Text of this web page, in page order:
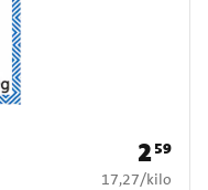
Prijs: €
259
€ 17,27 per kilo
17,27/kilo